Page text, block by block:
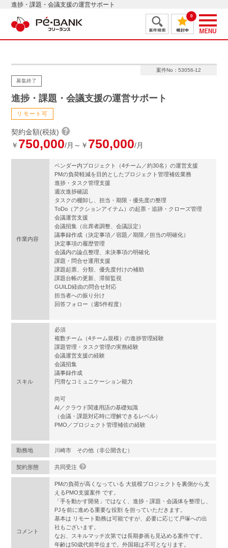
進捗・課題・会議支援の運営サポート
0
案件No：53056-12
募集終了
進捗・課題・会議支援の運営サポート
リモート可
契約金額(税抜)
￥ 750,000/月～￥ 750,000/月
作業内容
ベンダー内プロジェクト（4チーム／約30名）の運営支援
PMの負荷軽減を目的としたプロジェクト管理補佐業務
進捗・タスク管理支援
週次進捗確認
タスクの棚卸し、担当・期限・優先度の整理
ToDo（アクションアイテム）の起票・追跡・クローズ管理
会議運営支援
会議招集（出席者調整、会議設定）
議事録作成（決定事項／宿題／期限／担当の明確化）
決定事項の履歴管理
会議内の論点整理、未決事項の明確化
課題・問合せ運用支援
課題起票、分類、優先度付けの補助
課題台帳の更新、滞留監視
GUILD経由の問合せ対応
担当者への振り分け
回答フォロー（週5件程度）
スキル
必須
複数チーム（4チーム規模）の進捗管理経験
課題管理・タスク管理の実務経験
会議運営支援の経験
会議招集
議事録作成
円滑なコミュニケーション能力
尚可
AI／クラウド関連用語の基礎知識
（会議・課題対応時に理解できるレベル）
PMO／プロジェクト管理補佐の経験
勤務地 川崎市 その他（非公開含む）
契約形態 共同受注
コメント
PMの負荷が高くなっている 大規模プロジェクトを裏側から支
えるPMO支援案件 です。
「手を動かす開発」ではなく、進捗・課題・会議体を整理し、
PJを前に進める重要な役割 を担っていただきます。
基本は リモート勤務は可能ですが、必要に応じて戸塚への出
社もございます。
なお、スキルマッチ次第では長期参画も見込める案件です。
年齢は50歳代前半位まで。外国籍は不可となります。